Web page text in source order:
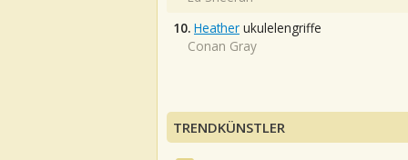
10. Heather ukulelengriffe
Conan Gray
TRENDKÜNSTLER